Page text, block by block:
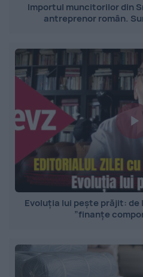
Importul muncitorilor din
antreprenor român.
Evoluția lui pește prăjit: de
”finanțe